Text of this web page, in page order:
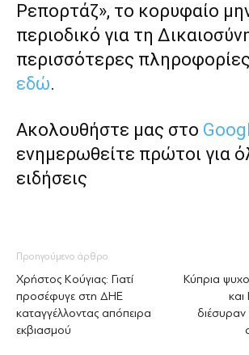
Ρεπορτάζ», το κορυφαίο
περιοδικό για τη
περισσότερες
εδώ.
Ακολουθήστε μας στο
ενημερωθείτε πρώτοι για
ειδήσεις
Προηγούμενο άρθρο
Χρήστος Κούγιας: Γιατί
προσέφυγε στη ΔΗΕ
καταγγέλλοντας απόπειρα
εκβιασμού
Κύπρια
και